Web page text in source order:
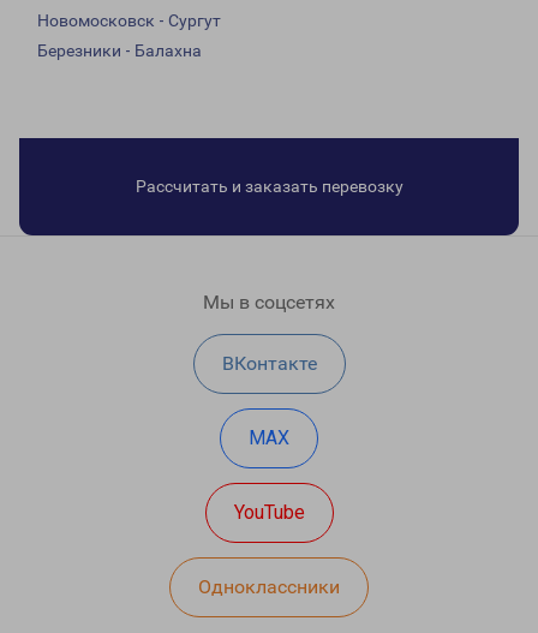
Новомосковск - Сургут
Березники - Балахна
Рассчитать и заказать перевозку
Мы в соцсетях
ВКонтакте
MAX
YouTube
Одноклассники